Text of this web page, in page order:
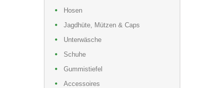
Hosen
Jagdhüte, Mützen & Caps
Unterwäsche
Schuhe
Gummistiefel
Accessoires